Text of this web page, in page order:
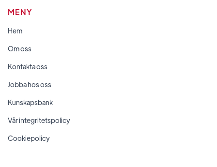
MENY
Hem
Om oss
Kontakta oss
Jobba hos oss
Kunskapsbank
Vår integritetspolicy
Cookiepolicy